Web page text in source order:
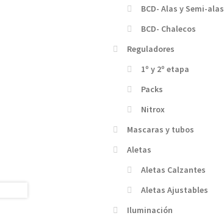
BCD- Alas y Semi-alas
BCD- Chalecos
Reguladores
1º y 2º etapa
Packs
Nitrox
Mascaras y tubos
Aletas
Aletas Calzantes
Aletas Ajustables
Iluminación